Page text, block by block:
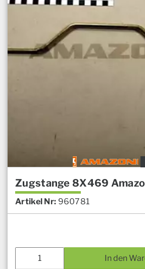
Zugstange 8X469
Artikel Nr: 960781
In den